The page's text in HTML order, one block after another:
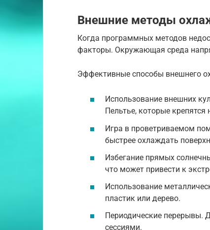
Внешние методы
Когда программных методов
факторы. Окружающая среда
Эффективные способы внешнего
Использование внешних
Пельтье, которые
Игра в проветриваемом
быстрее охлаждать
Избегание прямых
что может привести к
Использование
пластик или дерево.
Периодические перерывы.
сессиями.